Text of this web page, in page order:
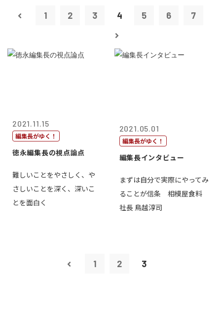
1 2 3 4 5 6 7
2021.11.15
編集長がゆく！
徳永編集長の視点論点
難しいことをやさしく、や
さしいことを深く、深いこ
とを面白く
2021.05.01
編集長がゆく！
編集長インタビュー
まずは自分で実際にやってみ
ることが信条 相模屋食料
社長 鳥越淳司
1 2 3